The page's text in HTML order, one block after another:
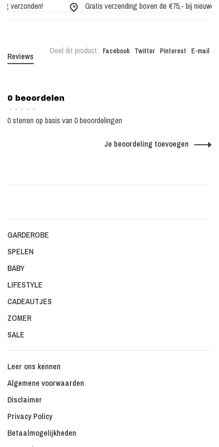
verzonden! Gratis verzending boven de €75,- bij nieuwe
Deel dit product: Facebook Twitter Pinterest E-mail
Reviews
0 beoordelen
• • • • •
0 sterren op basis van 0 beoordelingen
Je beoordeling toevoegen
GARDEROBE
SPELEN
BABY
LIFESTYLE
CADEAUTJES
ZOMER
SALE
Leer ons kennen
Algemene voorwaarden
Disclaimer
Privacy Policy
Betaalmogelijkheden